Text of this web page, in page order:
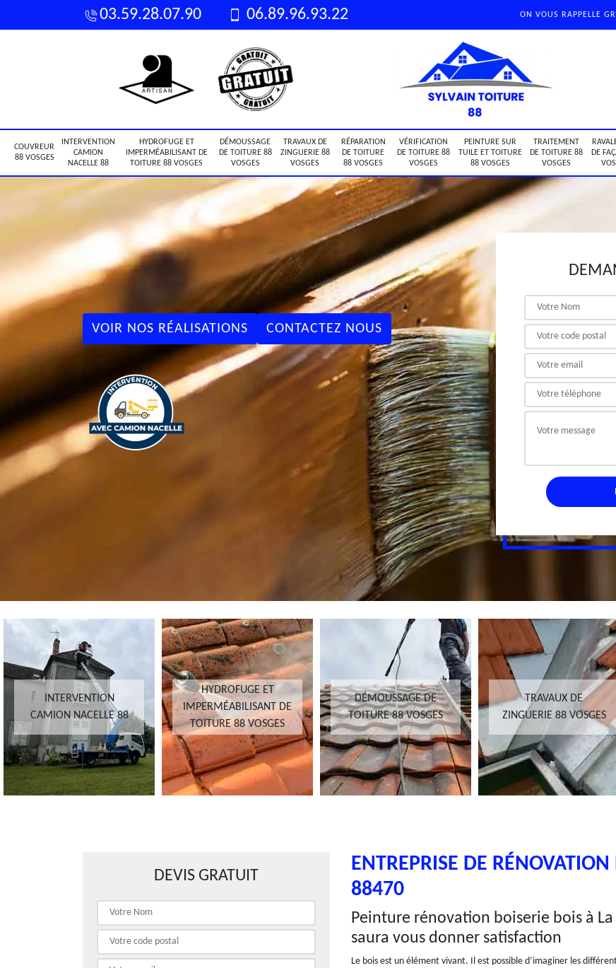
03.59.28.07.90 06.89.96.93.22 ON VOUS RAPPELLE
COUVREUR
88 VOSGES
INTERVENTION
CAMION
NACELLE 88
HYDROFUGE ET
IMPERMÉABILISANT DE
TOITURE 88 VOSGES
DÉMOUSSAGE
DE TOITURE 88
VOSGES
TRAVAUX DE
ZINGUERIE 88
VOSGES
RÉPARATION
DE TOITURE
88 VOSGES
VÉRIFICATION
DE TOITURE 88
VOSGES
PEINTURE SUR
TUILE ET TOITURE
88 VOSGES
TRAITEMENT
DE TOITURE 88
VOSGES
DE
VOIR NOS RÉALISATIONS CONTACTEZ NOUS
INTERVENTION
CAMION NACELLE 88
HYDROFUGE ET
IMPERMÉABILISANT DE
TOITURE 88 VOSGES
DÉMOUSSAGE DE
TOITURE 88 VOSGES
TRAVAUX DE
ZINGUERIE 88 VOSGES
DEVIS GRATUIT
ENTREPRISE DE
88470
Peinture rénovation boiserie bois à
saura vous donner satisfaction
Le bois est un élément vivant. Il est possible d’imaginer les